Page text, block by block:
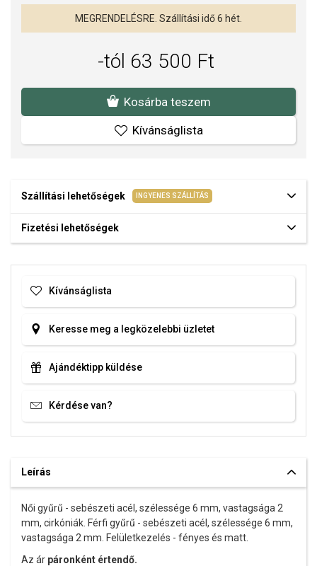
MEGRENDELÉSRE. Szállítási idő 6 hét.
-tól 63 500 Ft
Kosárba teszem
Kívánságlista
Szállítási lehetőségek INGYENES SZÁLLÍTÁS
Fizetési lehetőségek
Kívánságlista
Keresse meg a legközelebbi üzletet
Ajándéktipp küldése
Kérdése van?
Leírás
Női gyűrű - sebészeti acél, szélessége 6 mm, vastagsága 2
mm, cirkóniák. Férfi gyűrű - sebészeti acél, szélessége 6 mm,
vastagsága 2 mm. Felületkezelés - fényes és matt.
Az ár páronként értendő.